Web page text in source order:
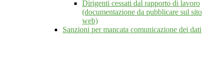
Dirigenti cessati dal rapporto di lavoro
(documentazione da pubblicare sul sito
web)
Sanzioni per mancata comunicazione dei dati